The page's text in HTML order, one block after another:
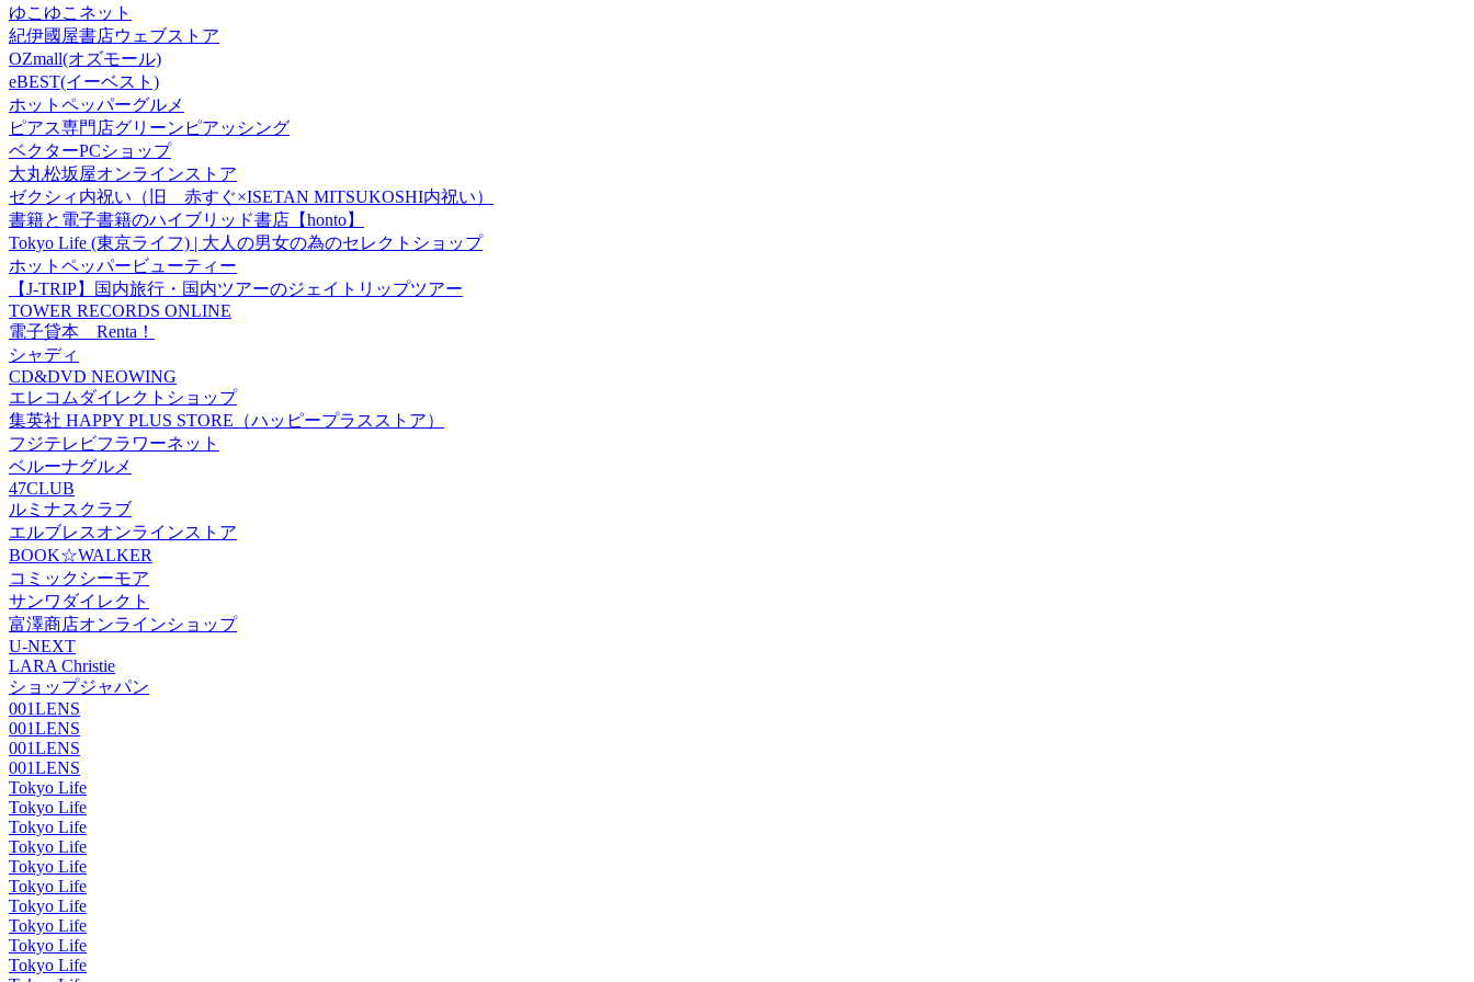
ゆこゆこネット
紀伊國屋書店ウェブストア
OZmall(オズモール)
eBEST(イーベスト)
ホットペッパーグルメ
ピアス専門店グリーンピアッシング
ベクターPCショップ
大丸松坂屋オンラインストア
ゼクシィ内祝い（旧 赤すぐ×ISETAN MITSUKOSHI内祝い）
書籍と電子書籍のハイブリッド書店【honto】
Tokyo Life (東京ライフ) | 大人の男女の為のセレクトショップ
ホットペッパービューティー
【J-TRIP】国内旅行・国内ツアーのジェイトリップツアー
TOWER RECORDS ONLINE
電子貸本 Renta！
シャディ
CD&DVD NEOWING
エレコムダイレクトショップ
集英社 HAPPY PLUS STORE（ハッピープラスストア）
フジテレビフラワーネット
ベルーナグルメ
47CLUB
ルミナスクラブ
エルブレスオンラインストア
BOOK☆WALKER
コミックシーモア
サンワダイレクト
富澤商店オンラインショップ
U-NEXT
LARA Christie
ショップジャパン
001LENS
001LENS
001LENS
001LENS
Tokyo Life
Tokyo Life
Tokyo Life
Tokyo Life
Tokyo Life
Tokyo Life
Tokyo Life
Tokyo Life
Tokyo Life
Tokyo Life